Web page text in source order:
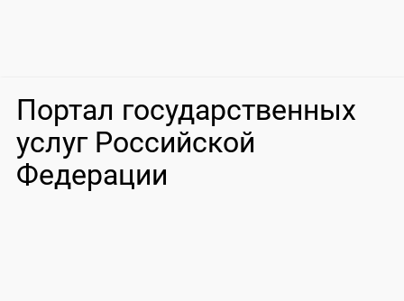
Портал государственных
услуг Российской
Федерации